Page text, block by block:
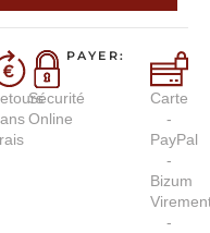
Sécurité
Online
PAYER:
Carte
-
PayPal
-
Bizum
-